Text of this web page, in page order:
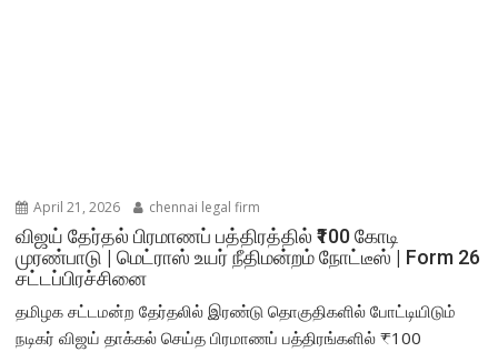
April 21, 2026 chennai legal firm
விஜய் தேர்தல் பிரமாணப் பத்திரத்தில் ₹100 கோடி
முரண்பாடு | மெட்ராஸ் உயர் நீதிமன்றம் நோட்டீஸ் | Form 26
சட்டப்பிரச்சினை
தமிழக சட்டமன்ற தேர்தலில் இரண்டு தொகுதிகளில் போட்டியிடும்
நடிகர் விஜய் தாக்கல் செய்த பிரமாணப் பத்திரங்களில் ₹100